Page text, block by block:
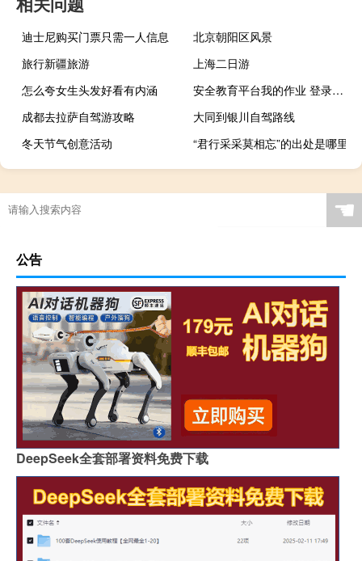
迪士尼购买门票只需一人信息
北京朝阳区风景
旅行新疆旅游
上海二日游
怎么夸女生头发好看有内涵
安全教育平台我的作业 登录入口（安全教育平台登录入口我的作业）
成都去拉萨自驾游攻略
大同到银川自驾路线
冬天节气创意活动
“君行采采莫相忘”的出处是哪里
☚
公告
DeepSeek全套部署资料免费下载